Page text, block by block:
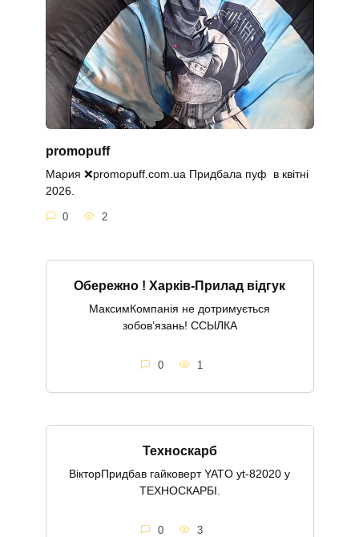
promopuff
Мария ❌promopuff.com.uа Придбала пуф в квітні
2026.
0 2
Обережно ! Харків-Прилад відгук
МаксимКомпанія не дотримується
зобов’язань! ССЫЛКА
0 1
Техноскарб
ВікторПридбав гайковерт YATO yt-82020 у
ТЕХНОСКАРБІ.
0 3